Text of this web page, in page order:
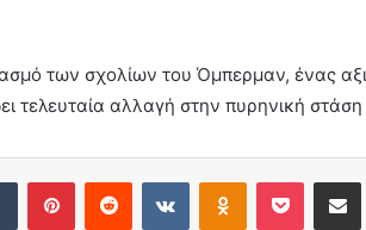
των σχολίων του Όμπερμαν, ένας
τελευταία αλλαγή στην πυρηνική
Tumblr PinterestReddit VKontakteOdnoklassniki
Pocket